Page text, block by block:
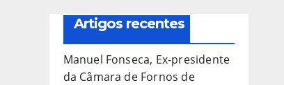
Artigos recentes
Manuel Fonseca, Ex-presidente
da Câmara de Fornos de